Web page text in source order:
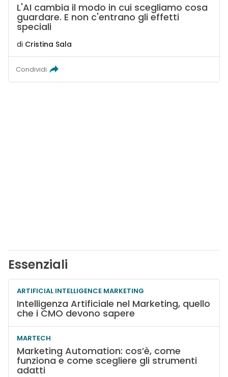
L'AI cambia il modo in cui scegliamo cosa
guardare. E non c'entrano gli effetti
speciali
di Cristina Sala
Condividi
Essenziali
ARTIFICIAL INTELLIGENCE MARKETING
Intelligenza Artificiale nel Marketing, quello
che i CMO devono sapere
MARTECH
Marketing Automation: cos’è, come
funziona e come scegliere gli strumenti
adatti